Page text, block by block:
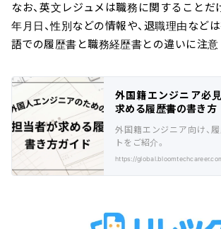
なお、英文レジュメは職務に関することだ
年月日、性別などの情報や、退職理由など
語での履歴書と職務経歴書との違いに注意
外国籍エンジニア必
求める履歴書の書き方
外国籍エンジニア向け、
トをご紹介。
＼ 最新AIニュースが分か
メルマガ
氏名 必須
メールアドレス